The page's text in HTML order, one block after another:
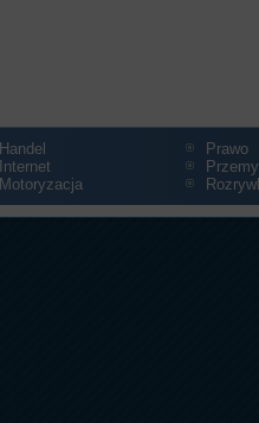
Handel
Internet
Motoryzacja
Prawo